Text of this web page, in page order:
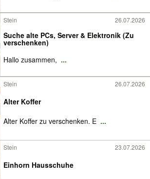
Stein 26.07.2026
Suche alte PCs, Server & Elektronik (Zu
verschenken)
Hallo zusammen, ...
Stein 26.07.2026
Alter Koffer
Alter Koffer zu verschenken. E ...
Stein 23.07.2026
Einhorn Hausschuhe